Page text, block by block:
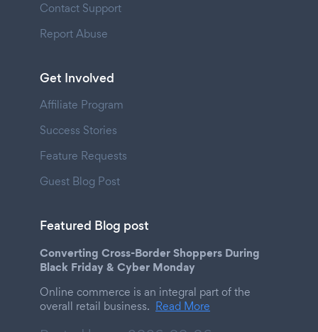
Contact Support
Report Abuse
Get Involved
Affiliate Program
Success Stories
Feature Requests
Guest Blog Post
Featured Blog post
Converting Cross-Border Shoppers During
Black Friday & Cyber Monday
Online commerce is an integral part of the
overall retail business. Read More